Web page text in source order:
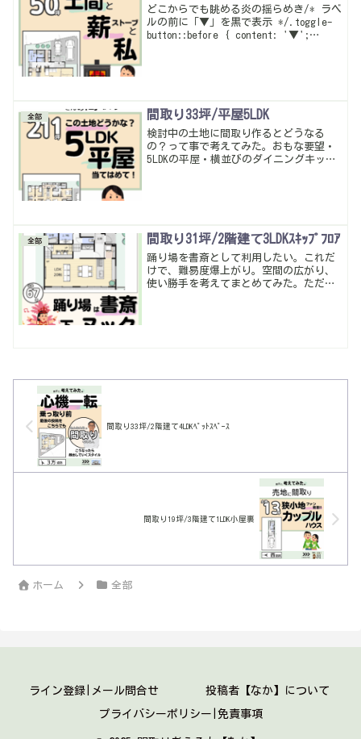
どこからでも眺める炎の揺らめき/* ラベ
ルの前に「▼」を黒で表示 */.toggle-
button::before { content: '▼';
全部 間取り33坪/平屋5LDK
検討中の土地に間取り作るとどうなる
の？って事で考えてみた。おもな要望・
5LDKの平屋・横並びのダイニングキッチ
線・多収納は当たり前。
全部 間取り31坪/2階建て3LDKｽｷｯﾌﾟﾌﾛｱ
踊り場を書斎として利用したい。これだ
けで、難易度爆上がり。空間の広がり、
使い勝手を考えてまとめてみた。ただ…
間取り33坪/2階建て4LDKﾍﾟｯﾄｽﾍﾟｰｽ
間取り19坪/3階建て1LDK小屋裏
ホーム 全部
ライン登録|メール問合せ 投稿者【なか】について
プライバシーポリシー|免責事項